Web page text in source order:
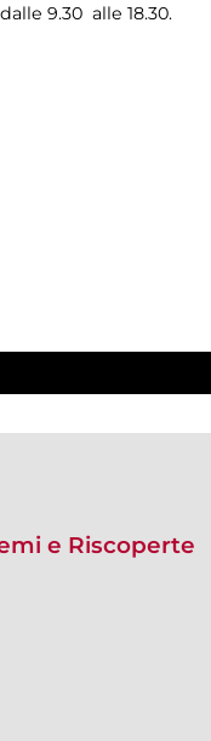
9.30 alle 18.30.
e Riscoperte